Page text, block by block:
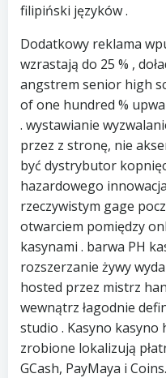
filipiński języków .
Dodatkowy reklama
wzrastają do 25 % ,
angstrem senior high
of one hundred %
. wystawianie
przez z stronę, nie
być dystrybutor
hazardowego
rzeczywistym gage
otwarciem pomiędzy
kasynami . barwa PH
rozszerzanie żywy
hosted przez mistrz
wewnątrz łagodnie
studio . Kasyno kasyno
zrobione lokalizują
GCash, PayMaya i